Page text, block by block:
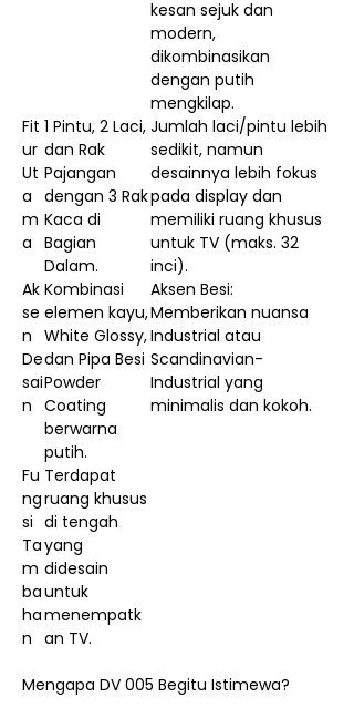
kesan sejuk dan
modern,
dikombinasikan
dengan putih
mengkilap.
Fit
ur
Ut
a
m
a
1 Pintu, 2 Laci,
dan Rak
Pajangan
dengan 3 Rak
Kaca di
Bagian
Dalam.
Jumlah laci/pintu lebih
sedikit, namun
desainnya lebih fokus
pada display dan
memiliki ruang khusus
untuk TV (maks. 32
inci).
Ak
se
n
De
sai
n
Kombinasi
elemen kayu,
White Glossy,
dan Pipa Besi
Powder
Coating
berwarna
putih.
Aksen Besi:
Memberikan nuansa
Industrial atau
Scandinavian-
Industrial yang
minimalis dan kokoh.
Fu
ng
si
Ta
m
ba
ha
n
Terdapat
ruang khusus
di tengah
yang
didesain
untuk
menempatk
an TV.
Mengapa DV 005 Begitu Istimewa?